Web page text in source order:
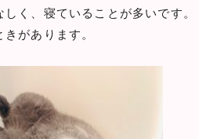
く、寝ていることが多いです。
があります。